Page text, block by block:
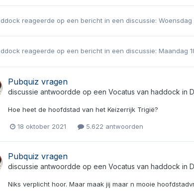
reageerde op een bericht in een discussie: Woensdag
reageerde op een bericht in een discussie: Maandag
Pubquiz vragen
discussie antwoordde op een Vocatus van haddock in
Hoe heet de hoofdstad van het Keizerrijk Trigië?
18 oktober 2021 5.622 antwoorden
Pubquiz vragen
discussie antwoordde op een Vocatus van haddock in
Niks verplicht hoor. Maar maak jij maar n mooie